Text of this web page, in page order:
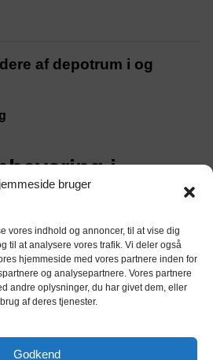
bruger
vores indhold og annoncer, til at vise dig
til at analysere vores trafik. Vi deler også
hjemmeside med vores partnere inden for
og analysepartnere. Vores partnere
andre oplysninger, du har givet dem, eller
af deres tjenester.
Godkend
af depotrum i og
i
er der i Thisted?
og opbevaringsrum til leje i
er der i Thisted?